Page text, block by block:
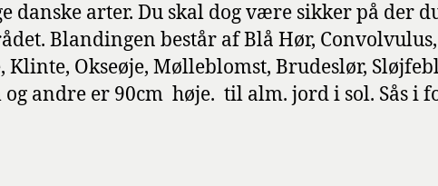
danske arter. Du skal dog være sikker på der
Blandingen består af Blå Hør,
Okseøje, Mølleblomst, Brudeslør,
andre er 90cm høje. til alm. jord i sol. Sås i